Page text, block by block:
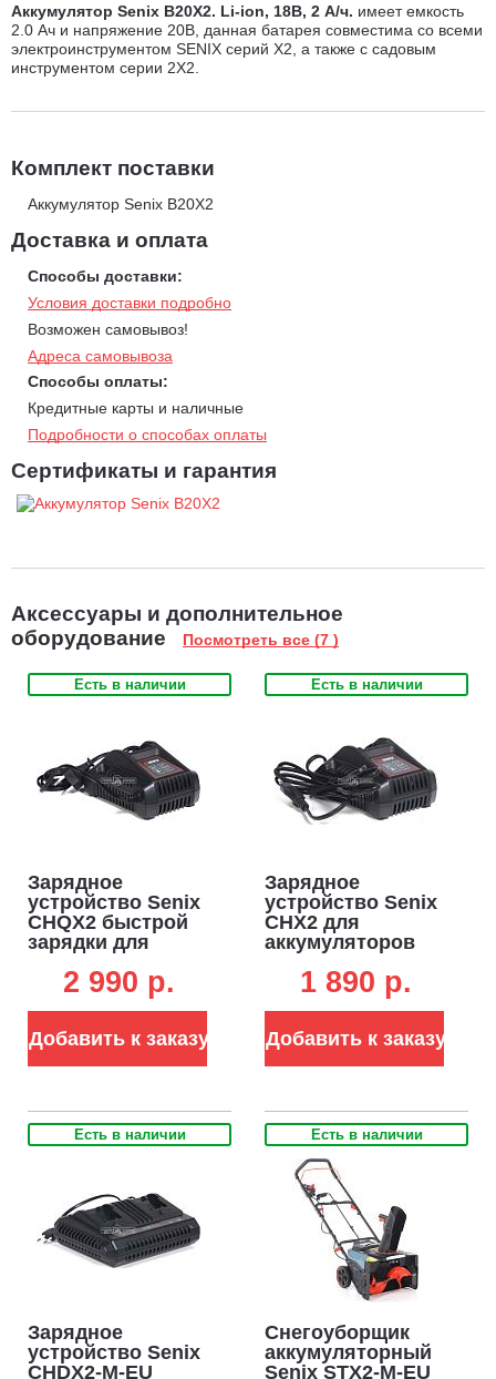
Аккумулятор Senix B20X2. Li-ion, 18В, 2 А/ч. имеет емкость
2.0 Ач и напряжение 20В, данная батарея совместима со всеми
электроинструментом SENIX серий X2, а также с садовым
инструментом серии 2X2.
Комплект поставки
Аккумулятор Senix B20X2
Доставка и оплата
Способы доставки:
Условия доставки подробно
Возможен самовывоз!
Адреса самовывоза
Способы оплаты:
Кредитные карты и наличные
Подробности о способах оплаты
Сертификаты и гарантия
Аксессуары и дополнительное
оборудование
Посмотреть все (7 )
Есть в наличии
Зарядное
устройство Senix
CHQX2 быстрой
зарядки для
18В (4А)
2 990 p.
Добавить к заказу
Есть в наличии
Зарядное
устройство Senix
CHX2 для
аккумуляторов
1 890 p.
Добавить к заказу
Есть в наличии
Зарядное
устройство Senix
CHDX2-M-EU
Есть в наличии
Снегоуборщик
аккумуляторный
Senix STX2-M-EU